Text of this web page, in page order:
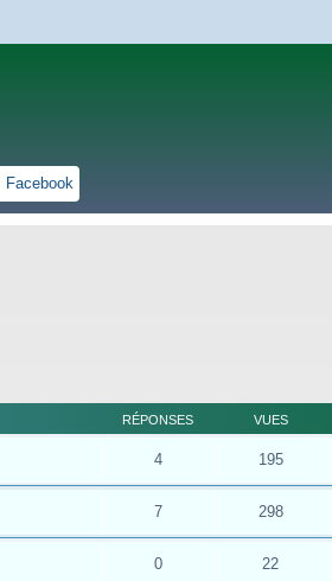
Facebook
RÉPONSES VUES
4 195
7 298
0 22